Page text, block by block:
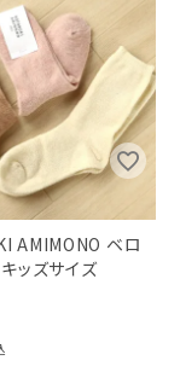
AMIMONO ベロ
ッズサイズ